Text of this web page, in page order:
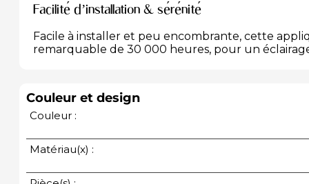
Facilité d’installation & sérénité
Facile à installer et peu encombrante, cette
remarquable de 30 000 heures, pour un
Couleur et design
Couleur :
Matériau(x) :